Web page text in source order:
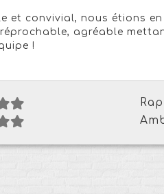
et convivial, nous étions
agréable
!